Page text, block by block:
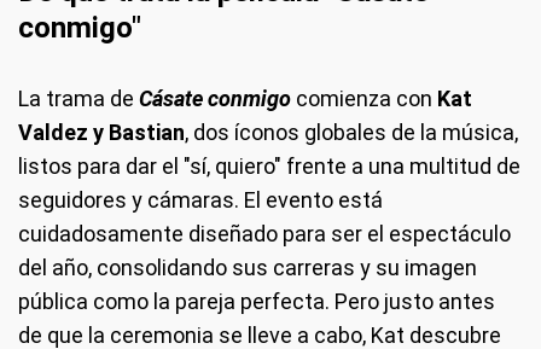
conmigo"
La trama de Cásate conmigo comienza con Kat
Valdez y Bastian, dos íconos globales de la música,
listos para dar el "sí, quiero" frente a una multitud de
seguidores y cámaras. El evento está
cuidadosamente diseñado para ser el espectáculo
del año, consolidando sus carreras y su imagen
pública como la pareja perfecta. Pero justo antes
de que la ceremonia se lleve a cabo, Kat descubre